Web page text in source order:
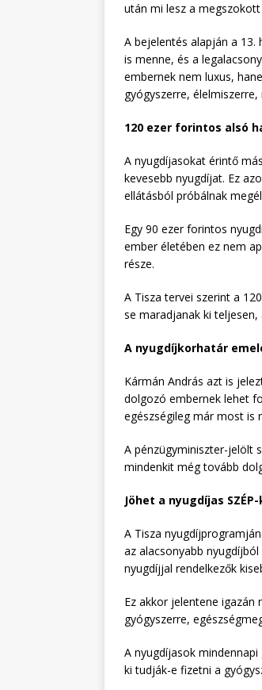
után mi lesz a
A bejelentés alapján a 13.
is menne, és a
embernek nem luxus,
gyógyszerre,
120 ezer forintos alsó
A nyugdíjasokat érintő
kevesebb nyugdíjat. Ez
ellátásból próbálnak
Egy 90 ezer forintos
ember életében ez nem
része.
A Tisza tervei szerint a
se maradjanak ki
A nyugdíjkorhatár
Kármán András azt is
dolgozó embernek lehet
egészségileg már most is
A pénzügyminiszter-jelölt
mindenkit még tovább
Jöhet a nyugdíjas
A Tisza
az alacsonyabb
nyugdíjjal rendelkezők
Ez akkor jelentene igazán
gyógyszerre,
A nyugdíjasok
ki tudják-e fizetni a